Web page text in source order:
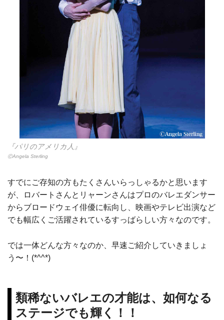
『パリのアメリカ人』
ⒸAngela Sterling
すでにご存知の方もたくさんいらっしゃるかと思います
が、ロバートさんとリャーンさんはプロのバレエダンサー
からブロードウェイ俳優に転向し、映画やテレビ出演など
でも幅広くご活躍されているすっばらしい方々なのです。
では一体どんな方々なのか、早速ご紹介していきましょ
う〜！(*^^*)
類稀ないバレエの才能は、如何なる
ステージでも輝く！！